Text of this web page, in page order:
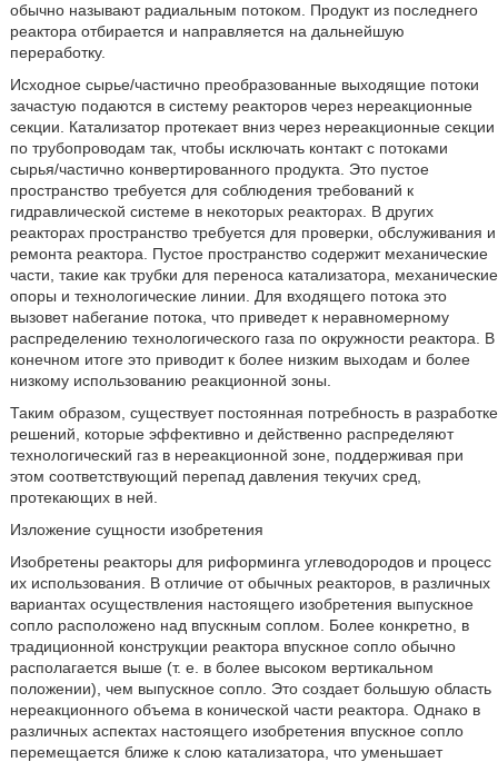
обычно называют радиальным потоком. Продукт из последнего
реактора отбирается и направляется на дальнейшую
переработку.
Исходное сырье/частично преобразованные выходящие потоки
зачастую подаются в систему реакторов через нереакционные
секции. Катализатор протекает вниз через нереакционные секции
по трубопроводам так, чтобы исключать контакт с потоками
сырья/частично конвертированного продукта. Это пустое
пространство требуется для соблюдения требований к
гидравлической системе в некоторых реакторах. В других
реакторах пространство требуется для проверки, обслуживания и
ремонта реактора. Пустое пространство содержит механические
части, такие как трубки для переноса катализатора, механические
опоры и технологические линии. Для входящего потока это
вызовет набегание потока, что приведет к неравномерному
распределению технологического газа по окружности реактора. В
конечном итоге это приводит к более низким выходам и более
низкому использованию реакционной зоны.
Таким образом, существует постоянная потребность в разработке
решений, которые эффективно и действенно распределяют
технологический газ в нереакционной зоне, поддерживая при
этом соответствующий перепад давления текучих сред,
протекающих в ней.
Изложение сущности изобретения
Изобретены реакторы для риформинга углеводородов и процесс
их использования. В отличие от обычных реакторов, в различных
вариантах осуществления настоящего изобретения выпускное
сопло расположено над впускным соплом. Более конкретно, в
традиционной конструкции реактора впускное сопло обычно
располагается выше (т. е. в более высоком вертикальном
положении), чем выпускное сопло. Это создает большую область
нереакционного объема в конической части реактора. Однако в
различных аспектах настоящего изобретения впускное сопло
перемещается ближе к слою катализатора, что уменьшает